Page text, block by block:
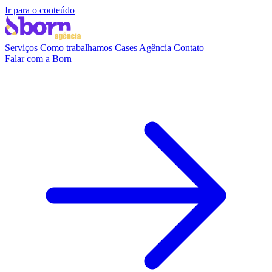
Ir para o conteúdo
Serviços Como trabalhamos Cases Agência Contato
Falar com a Born